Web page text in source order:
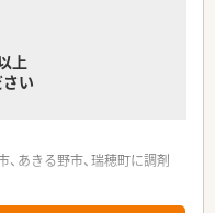
上
い
あきる野市、瑞穂町に調剤